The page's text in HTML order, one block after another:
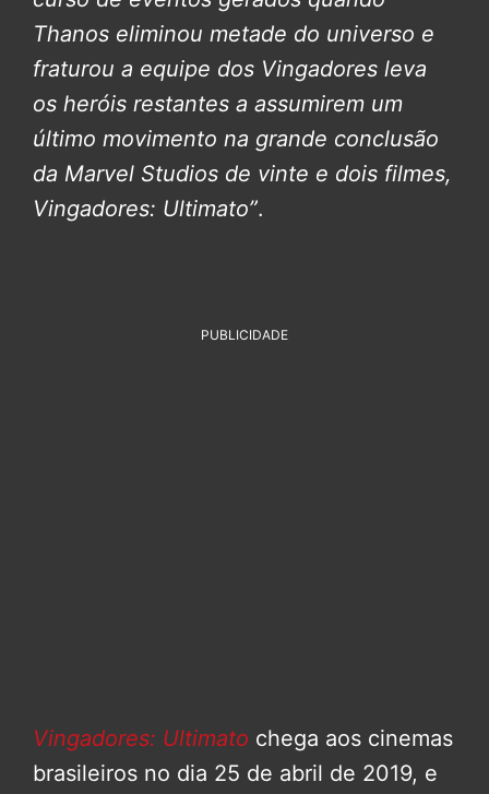
Thanos eliminou metade do universo e
fraturou a equipe dos Vingadores leva
os heróis restantes a assumirem um
último movimento na grande conclusão
da Marvel Studios de vinte e dois filmes,
Vingadores: Ultimato”.
PUBLICIDADE
Vingadores: Ultimato chega aos cinemas
brasileiros no dia 25 de abril de 2019, e